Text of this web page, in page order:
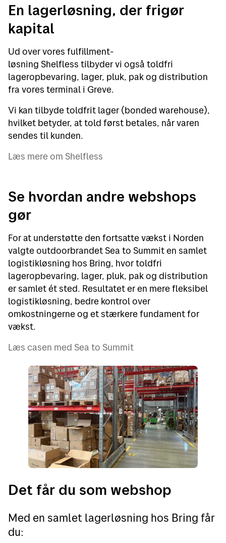
En lagerløsning, der frigør
kapital
Ud over vores fulfillment-
løsning Shelfless tilbyder vi også toldfri
lageropbevaring, lager, pluk, pak og distribution
fra vores terminal i Greve.
Vi kan tilbyde toldfrit lager (bonded warehouse),
hvilket betyder, at told først betales, når varen
sendes til kunden.
Læs mere om Shelfless
Se hvordan andre webshops
gør
For at understøtte den fortsatte vækst i Norden
valgte outdoorbrandet Sea to Summit en samlet
logistikløsning hos Bring, hvor toldfri
lageropbevaring, lager, pluk, pak og distribution
er samlet ét sted. Resultatet er en mere fleksibel
logistikløsning, bedre kontrol over
omkostningerne og et stærkere fundament for
vækst.
Læs casen med Sea to Summit
Det får du som webshop
Med en samlet lagerløsning hos Bring får
du: